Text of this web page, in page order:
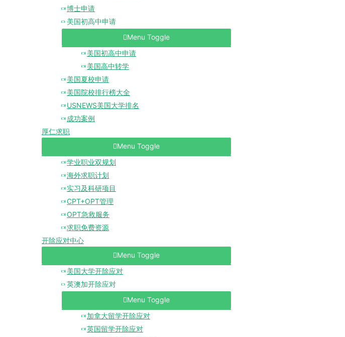
博士申请
美国初高中申请
Menu Toggle
美国初高中申请
美国高中转学
美国夏校申请
美国院校排行榜大全
USNEWS美国大学排名
成功案例
厚仁求职
Menu Toggle
学业职业双规划
海外求职计划
实习及科研项目
CPT+OPT管理
OPT急救服务
求职免费资源
开除应对中心
Menu Toggle
美国大学开除应对
英澳加开除应对
Menu Toggle
加拿大留学开除应对
英国留学开除应对